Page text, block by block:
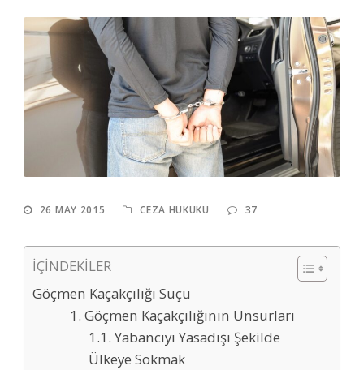
26 MAY 2015 CEZA HUKUKU 37
İÇİNDEKİLER
Göçmen Kaçakçılığı Suçu
1. Göçmen Kaçakçılığının Unsurları
1.1. Yabancıyı Yasadışı Şekilde
Ülkeye Sokmak